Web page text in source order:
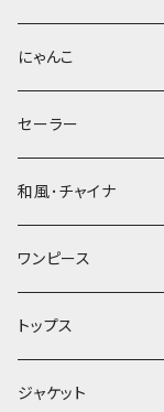
にゃんこ
セーラー
和風･チャイナ
ワンピース
トップス
ジャケット